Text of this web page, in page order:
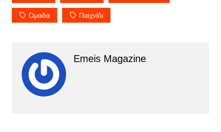
Ομαδα Παιχνίδι
Emeis Magazine